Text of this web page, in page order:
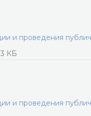
и проведения
КБ
и проведения